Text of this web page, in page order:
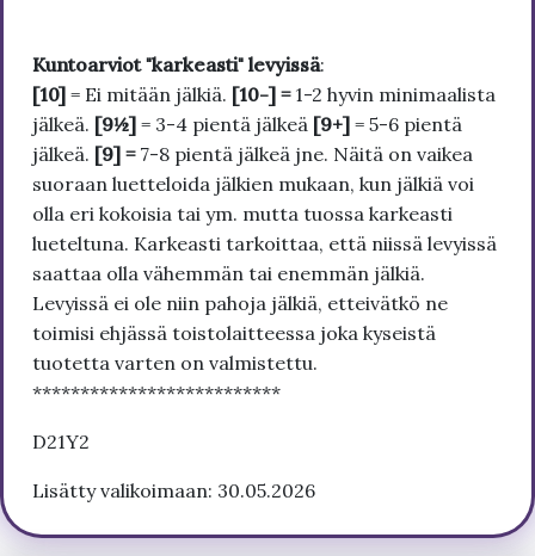
Kuntoarviot "karkeasti" levyissä:
[10] = Ei mitään jälkiä. [10-] = 1-2 hyvin minimaalista
jälkeä. [9½] = 3-4 pientä jälkeä [9+] = 5-6 pientä
jälkeä. [9] = 7-8 pientä jälkeä jne. Näitä on vaikea
suoraan luetteloida jälkien mukaan, kun jälkiä voi
olla eri kokoisia tai ym. mutta tuossa karkeasti
lueteltuna. Karkeasti tarkoittaa, että niissä levyissä
saattaa olla vähemmän tai enemmän jälkiä.
Levyissä ei ole niin pahoja jälkiä, etteivätkö ne
toimisi ehjässä toistolaitteessa joka kyseistä
tuotetta varten on valmistettu.
**************************
D21Y2
Lisätty valikoimaan: 30.05.2026